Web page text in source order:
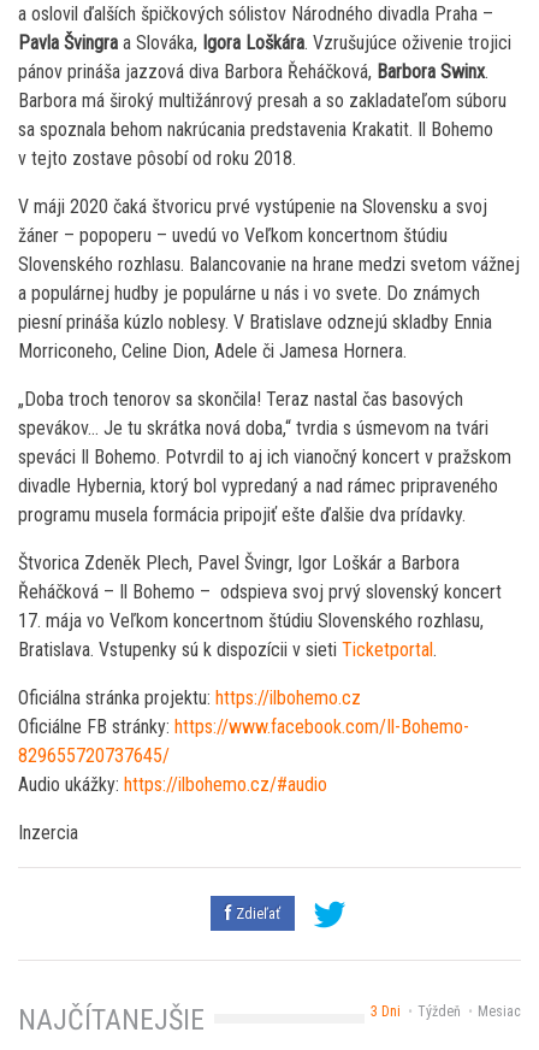
a oslovil ďalších špičkových sólistov Národného divadla Praha –
Pavla Švingra a Slováka, Igora Loškára. Vzrušujúce oživenie trojici
pánov prináša jazzová diva Barbora Řeháčková, Barbora Swinx.
Barbora má široký multižánrový presah a so zakladateľom súboru
sa spoznala behom nakrúcania predstavenia Krakatit. Il Bohemo
v tejto zostave pôsobí od roku 2018.
V máji 2020 čaká štvoricu prvé vystúpenie na Slovensku a svoj
žáner – popoperu – uvedú vo Veľkom koncertnom štúdiu
Slovenského rozhlasu. Balancovanie na hrane medzi svetom vážnej
a populárnej hudby je populárne u nás i vo svete. Do známych
piesní prináša kúzlo noblesy. V Bratislave odznejú skladby Ennia
Morriconeho, Celine Dion, Adele či Jamesa Hornera.
„Doba troch tenorov sa skončila! Teraz nastal čas basových
spevákov… Je tu skrátka nová doba,“ tvrdia s úsmevom na tvári
speváci Il Bohemo. Potvrdil to aj ich vianočný koncert v pražskom
divadle Hybernia, ktorý bol vypredaný a nad rámec pripraveného
programu musela formácia pripojiť ešte ďalšie dva prídavky.
Štvorica Zdeněk Plech, Pavel Švingr, Igor Loškár a Barbora
Řeháčková – Il Bohemo – odspieva svoj prvý slovenský koncert
17. mája vo Veľkom koncertnom štúdiu Slovenského rozhlasu,
Bratislava. Vstupenky sú k dispozícii v sieti Ticketportal.
Oficiálna stránka projektu: https://ilbohemo.cz
Oficiálne FB stránky: https://www.facebook.com/Il-Bohemo-
829655720737645/
Audio ukážky: https://ilbohemo.cz/#audio
Inzercia
Zdieľať
3 Dni Týždeň Mesiac
NAJČÍTANEJŠIE